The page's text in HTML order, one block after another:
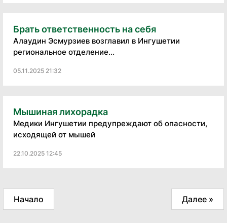
Брать ответственность на себя
Алаудин Эсмурзиев возглавил в Ингушетии
региональное отделение...
05.11.2025 21:32
Мышиная лихорадка
Медики Ингушетии предупреждают об опасности,
исходящей от мышей
22.10.2025 12:45
Начало Далее »